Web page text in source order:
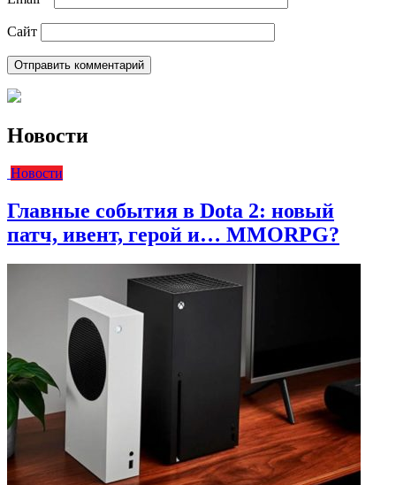
Сайт
Новости
Новости
Главные события в Dota 2: новый
патч, ивент, герой и… MMORPG?